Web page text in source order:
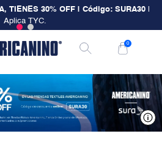
TIENES 30% OFF | Código: SURA30
Aplica TYC.
0